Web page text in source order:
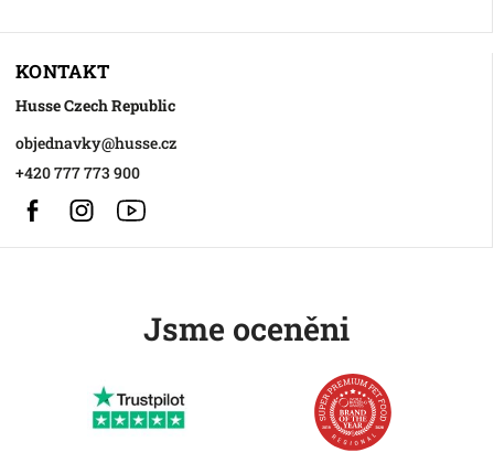
KONTAKT
Husse Czech Republic
objednavky@husse.cz
+420 777 773 900
FacebookInstagram
Jsme oceněni